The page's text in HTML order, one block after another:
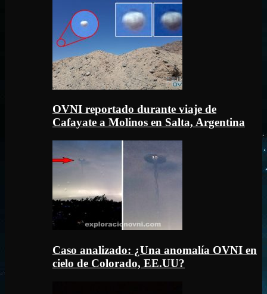
OVNI reportado durante viaje de
Cafayate a Molinos en Salta, Argentina
Caso analizado: ¿Una anomalía OVNI en
cielo de Colorado, EE.UU?